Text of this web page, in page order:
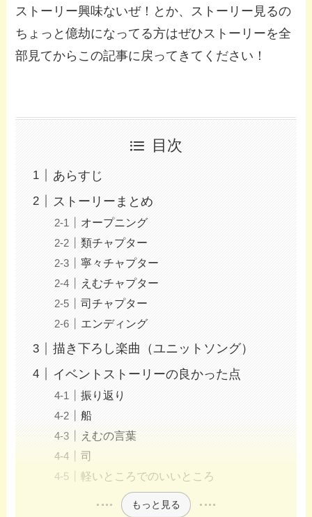
ストーリー興味ないぜ！とか、ストーリー見るの
ちょっと億劫になってる方はぜひストーリーを全
部見てからこの記事に戻ってきてください！
目次
あらすじ
ストーリーまとめ
オープニング
類チャプター
寧々チャプター
えむチャプター
司チャプター
エンディング
描き下ろし楽曲（ユニットソング）
イベントストーリーの良かった点
振り返り
船
えむの言葉
司
軽いところでのいいところ
もっと見る